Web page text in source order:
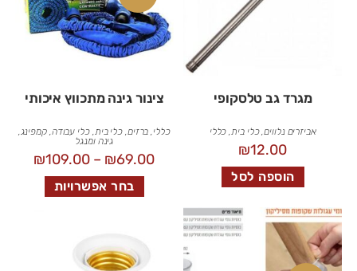
מגרד גב טלסקופי
אביזרים נלווים,כלי בית, כללי
₪12.00
הוספה לסל
צינור גינה מתכווץ איכותי
כללי, ברזים, כלי בית,כלי עבודה,קמפינג,
גינה ומנגל
₪69.00
–
₪109.00
בחר אפשרויות